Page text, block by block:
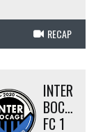
RECAP
INTER
BOCAGE
FC 1